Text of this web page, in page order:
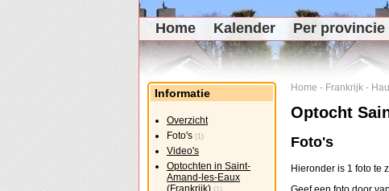
Home Kalender Per provincie
Home - Frankrijk -
Optocht
Foto's
Hieronder is 1 foto te
Informatie
Overzicht
Foto's (1)
Video's
Optochten in Saint-
Amand-les-Eaux
(Frankrijk) (1)